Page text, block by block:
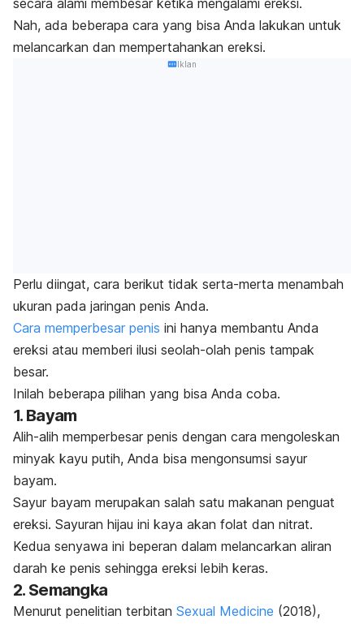
Nah, ada beberapa cara yang bisa Anda lakukan untuk
melancarkan dan mempertahankan ereksi.
Iklan
Perlu diingat, cara berikut tidak serta-merta menambah
ukuran pada jaringan penis Anda.
Cara memperbesar penis ini hanya membantu Anda
ereksi atau memberi ilusi seolah-olah penis tampak
besar.
Inilah beberapa pilihan yang bisa Anda coba.
1. Bayam
Alih-alih memperbesar penis dengan cara mengoleskan
minyak kayu putih, Anda bisa mengonsumsi sayur
bayam.
Sayur bayam merupakan salah satu makanan penguat
ereksi. Sayuran hijau ini kaya akan folat dan nitrat.
Kedua senyawa ini beperan dalam melancarkan aliran
darah ke penis sehingga ereksi lebih keras.
2. Semangka
Menurut penelitian terbitan Sexual Medicine (2018),